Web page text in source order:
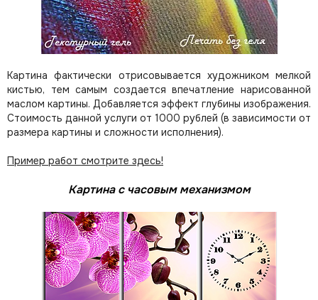
Картина фактически отрисовывается художником мелкой
кистью, тем самым создается впечатление нарисованной
маслом картины. Добавляется эффект глубины изображения.
Стоимость данной услуги от 1000 рублей (в зависимости от
размера картины и сложности исполнения).
Пример работ смотрите здесь!
Картина с часовым механизмом